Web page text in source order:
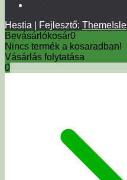
Hestia | Fejlesztő: ThemeIsle
Bevásárlókosár0
Nincs termék a kosaradban!
Vásárlás folytatása
0